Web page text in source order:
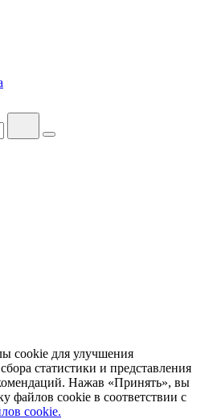
cookie для улучшения
статистики и представления
Нажав «Принять», вы
файлов cookie в соответствии с
cookie.